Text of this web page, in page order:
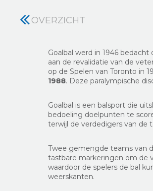
OVERZICHT
Goalbal werd in 1946
aan de revalidatie van de
op de Spelen van Toronto in
1988. Deze paralympische
Goalbal is een balsport die
bedoeling doelpunten te
terwijl de verdedigers van de
Twee gemengde teams van
tastbare markeringen om de
waardoor de spelers de bal
weerskanten.